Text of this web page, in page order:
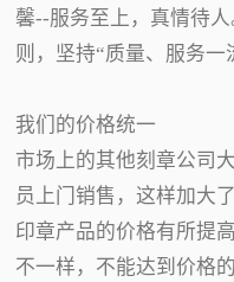
馨--服务至上，真情待
则，坚持“质量、服务一
我们的价格统一
市场上的其他刻章公司
员上门销售，这样加大
印章产品的价格有所提
不一样，不能达到价格